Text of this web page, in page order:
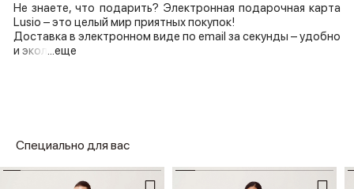
Не знаете, что подарить? Электронная подарочная карта
Lusio – это целый мир приятных покупок!
Доставка в электронном виде по email за секунды – удобно
и экол ...еще
Специально для вас